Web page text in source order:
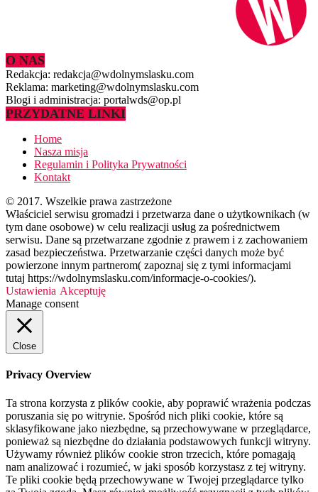
O NAS
Redakcja: redakcja@wdolnymslasku.com
Reklama: marketing@wdolnymslasku.com
Blogi i administracja: portalwds@op.pl
PRZYDATNE LINKI
Home
Nasza misja
Regulamin i Polityka Prywatności
Kontakt
© 2017. Wszelkie prawa zastrzeżone
Właściciel serwisu gromadzi i przetwarza dane o użytkownikach (w
tym dane osobowe) w celu realizacji usług za pośrednictwem
serwisu. Dane są przetwarzane zgodnie z prawem i z zachowaniem
zasad bezpieczeństwa. Przetwarzanie części danych może być
powierzone innym partnerom( zapoznaj się z tymi informacjami
tutaj https://wdolnymslasku.com/informacje-o-cookies/).
Ustawienia Akceptuję
Manage consent
Close
Privacy Overview
Ta strona korzysta z plików cookie, aby poprawić wrażenia podczas
poruszania się po witrynie. Spośród nich pliki cookie, które są
sklasyfikowane jako niezbędne, są przechowywane w przeglądarce,
ponieważ są niezbędne do działania podstawowych funkcji witryny.
Używamy również plików cookie stron trzecich, które pomagają
nam analizować i rozumieć, w jaki sposób korzystasz z tej witryny.
Te pliki cookie będą przechowywane w Twojej przeglądarce tylko